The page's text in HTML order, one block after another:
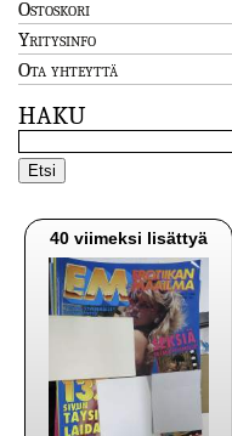
Ostoskori
Yritysinfo
Ota yhteyttä
HAKU
40 viimeksi lisättyä